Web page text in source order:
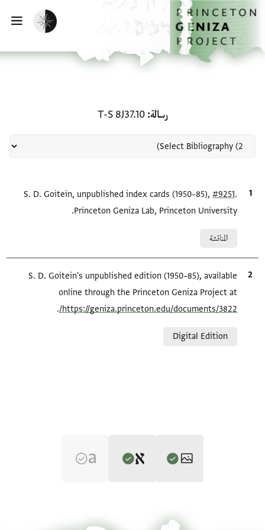
إلى المحتوى الرئيسي
الرئيسية
تفعيل الوضع المظلم
رسالة T-S 8J37.10
الاقتباس المرجعيS. D. Goitein, unpublished index cards (1950–85),#9251
Princeton Geniza Lab, Princeton University.
المناقشة
الاقتباس المرجعي
S. D. Goitein's unpublished edition (1950–85), available
online through the Princeton Geniza Project at
https://geniza.princeton.edu/documents/3822/
.
Digital Edition
S. D. Goitein's unpublished edition (1950–85).